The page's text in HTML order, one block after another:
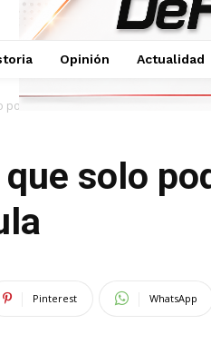
Opinión Actualidad
disfrutar en Tula
solo
Pinterest WhatsApp